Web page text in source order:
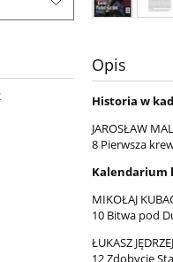
Opis
Historia w
JAROSŁAW
8 Pierwsza
Kalendarium
MIKOŁAJ
10 Bitwa pod
ŁUKASZ
12 Zdobycie